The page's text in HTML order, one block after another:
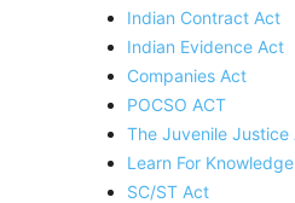
Indian Contract Act
Indian Evidence Act
Companies Act
POCSO ACT
The Juvenile Justice
Learn For Knowledge
SC/ST Act